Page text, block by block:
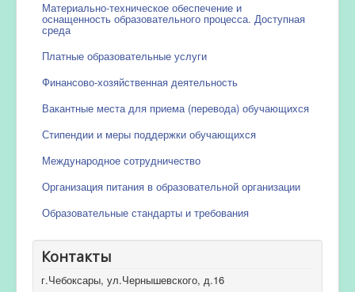
Материально-техническое обеспечение и
оснащенность образовательного процесса. Доступная
среда
Платные образовательные услуги
Финансово-хозяйственная деятельность
Вакантные места для приема (перевода) обучающихся
Стипендии и меры поддержки обучающихся
Международное сотрудничество
Организация питания в образовательной организации
Образовательные стандарты и требования
Контакты
г.Чебоксары, ул.Чернышевского, д.16